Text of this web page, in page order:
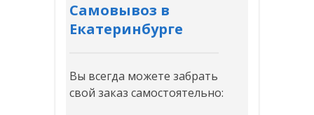
Самовывоз в
Екатеринбурге
Вы всегда можете забрать
свой заказ самостоятельно: